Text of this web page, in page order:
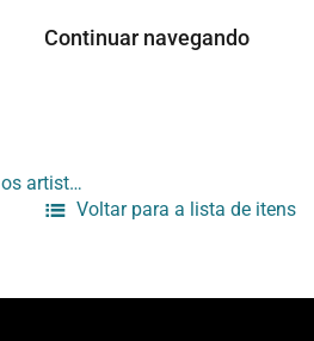
Continuar navegando
[Informativo sobre participação de Jan Hoet na palestra “À procura de uma cultura global? A presença dos artistas latino-americanos na Documenta IX”]t
Voltar para a lista de itens